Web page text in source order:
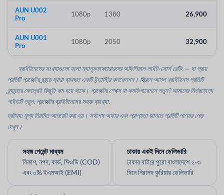
AUN U002
Pro
1080p 1380 26,900
AUN U001
Pro
1080p 2050 32,900
ব্রাইটনেসের সংখ্যাগুলো হলো ম্যানুফ্যাকচারারদের অফিশিয়াল লাইট-সোর্স রেটিং — যা প্রায়
প্রতিটি প্রজেক্টর ব্র্যান্ড দ্বারা ব্যবহৃত একটি ইন্ডাস্ট্রি কনভেনশন। স্ক্রিনে আসল ব্রাইটনেস প্রতিটি
ব্র্যান্ডের ক্ষেত্রেই কিছুটা কম হয়ে থাকে। প্রজেক্টর স্পেক্স বা কনফিগারেশনে নতুন? আমাদের নির্ভরযোগ্য
গাইডটি পড়ুন:প্রজেক্টর ব্রাইটনেসের সহজ ব্যাখ্যা.
দ্রষ্টব্য: মূল্য নিয়মিত আপডেট করা হয়। সর্বশেষ অফার এবং প্রাপ্যতা জানতে প্রতিটি পণ্যের পেজ
দেখুন।
সহজ পেমেন্ট মাধ্যম
বিকাশ, নগদ, কার্ড, সিওডি (COD)
এবং ০% ইএমআই (EMI)
ঢাকায় একই দিনে ডেলিভারি
ঢাকার বাইরে পুরো বাংলাদেশে ২-৩
দিনে নিরাপদ কুরিয়ার ডেলিভারি